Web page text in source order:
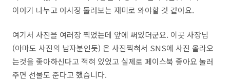
이야기 나누고 야시장 둘러보는 재미로 와야할 것 같아요.
여기서 사진을 여러장 찍었는데 앞에 써있더군요. 이곳 사장님
(아마도 사진의 남자분인듯) 은 사진찍혀서 SNS에 사진 올라오
는것을 좋아하신다고 적혀 있었고 실제로 페이스북 좋아요 눌러
주면 선물도 준다고 했습니다.